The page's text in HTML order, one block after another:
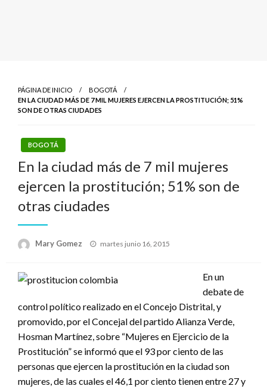
PÁGINA DE INICIO
BOGOTÁ
EN LA CIUDAD MÁS DE 7 MIL MUJERES EJERCEN LA PROSTITUCIÓN; 51%
SON DE OTRAS CIUDADES
BOGOTÁ
En la ciudad más de 7 mil mujeres
ejercen la prostitución; 51% son de
otras ciudades
Mary Gomez
Publicado
martes junio 16, 2015
En un
debate de
control político realizado en el Concejo Distrital, y
promovido, por el Concejal del partido Alianza Verde,
Hosman Martínez, sobre “Mujeres en Ejercicio de la
Prostitución” se informó que el 93 por ciento de las
personas que ejercen la prostitución en la ciudad son
mujeres, de las cuales el 46,1 por ciento tienen entre 27 y